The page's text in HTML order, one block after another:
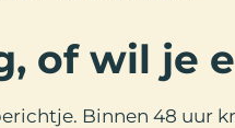
of wil je
Binnen 48 uur